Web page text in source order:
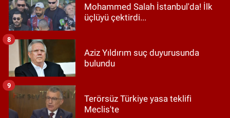
Mohammed Salah İstanbul'da! İlk
üçlüyü çektirdi...
Aziz Yıldırım suç duyurusunda
bulundu
8
Terörsüz Türkiye yasa teklifi
Meclis'te
9